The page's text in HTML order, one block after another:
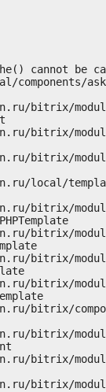
cannot